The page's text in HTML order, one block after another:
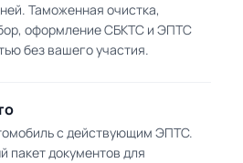
Таможенная очистка,
оформление СБКТС и ЭПТС
без вашего участия.
с действующим ЭПТС.
пакет документов для